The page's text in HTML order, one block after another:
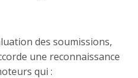
des soumissions,
une reconnaissance
qui :